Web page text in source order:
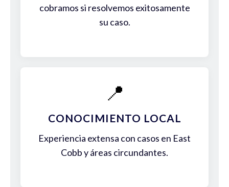
cobramos si resolvemos exitosamente
su caso.
📍
CONOCIMIENTO LOCAL
Experiencia extensa con casos en East
Cobb y áreas circundantes.